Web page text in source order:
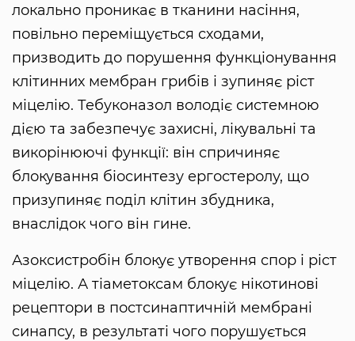
локально проникає в тканини насіння,
повільно переміщується сходами,
призводить до порушення функціонування
клітинних мембран грибів і зупиняє ріст
міцелію. Тебуконазол володіє системною
дією та забезпечує захисні, лікувальні та
викорінюючі функції: він спричиняє
блокування біосинтезу ергостеролу, що
призупиняє поділ клітин збудника,
внаслідок чого він гине.
Азоксистробін блокує утворення спор і ріст
міцелію. А тіаметоксам блокує нікотинові
рецептори в постсинаптичній мембрані
синапсу, в результаті чого порушується